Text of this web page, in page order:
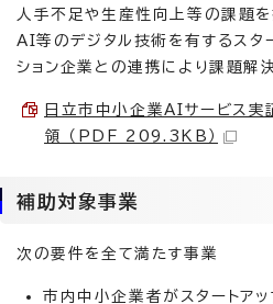
人手不足や生産性向上等の課題を
AI等のデジタル技術を有するスター
ション企業との連携により課題解
日立市中小企業AIサービス
領 （PDF 209.3KB）
補助対象事業
次の要件を全て満たす事業
市内中小企業者がスタートア